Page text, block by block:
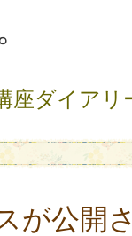
座ダイアリ
が公開